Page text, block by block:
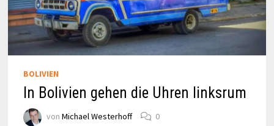
BOLIVIEN
In Bolivien gehen die Uhren linksrum
von Michael Westerhoff 0